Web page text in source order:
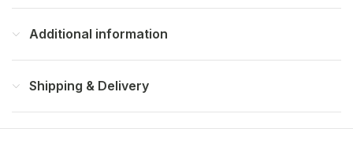
Additional information
Shipping & Delivery